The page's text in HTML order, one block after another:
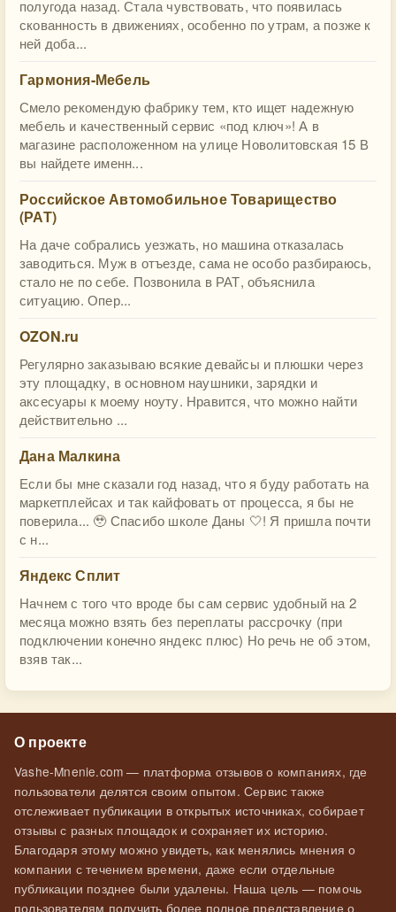
полугода назад. Стала чувствовать, что появилась
скованность в движениях, особенно по утрам, а позже к
ней доба...
Гармония-Мебель
Смело рекомендую фабрику тем, кто ищет надежную
мебель и качественный сервис «под ключ»! А в
магазине расположенном на улице Новолитовская 15 В
вы найдете именн...
Российское Автомобильное Товарищество
(РАТ)
На даче собрались уезжать, но машина отказалась
заводиться. Муж в отъезде, сама не особо разбираюсь,
стало не по себе. Позвонила в РАТ, объяснила
ситуацию. Опер...
OZON.ru
Регулярно заказываю всякие девайсы и плюшки через
эту площадку, в основном наушники, зарядки и
аксесуары к моему ноуту. Нравится, что можно найти
действительно ...
Дана Малкина
Если бы мне сказали год назад, что я буду работать на
маркетплейсах и так кайфовать от процесса, я бы не
поверила... 🥹 Спасибо школе Даны 🤍! Я пришла почти
с н...
Яндекс Сплит
Начнем с того что вроде бы сам сервис удобный на 2
месяца можно взять без переплаты рассрочку (при
подключении конечно яндекс плюс) Но речь не об этом,
взяв так...
О проекте
Vashe-Mnenie.com — платформа отзывов о компаниях, где
пользователи делятся своим опытом. Сервис также
отслеживает публикации в открытых источниках, собирает
отзывы с разных площадок и сохраняет их историю.
Благодаря этому можно увидеть, как менялись мнения о
компании с течением времени, даже если отдельные
публикации позднее были удалены. Наша цель — помочь
пользователям получить более полное представление о